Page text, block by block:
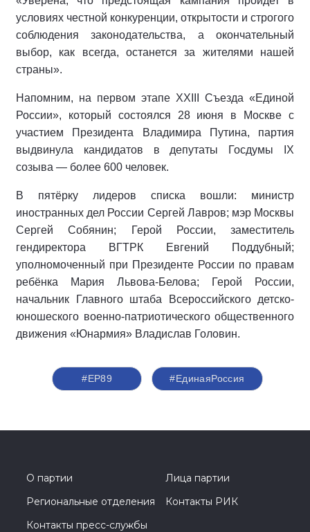
условиях честной конкуренции, открытости и строгого
соблюдения законодательства, а окончательный
выбор, как всегда, останется за жителями нашей
страны».
Напомним, на первом этапе XXIII Съезда «Единой
России», который состоялся 28 июня в Москве с
участием Президента Владимира Путина, партия
выдвинула кандидатов в депутаты Госдумы IX
созыва — более 600 человек.
В пятёрку лидеров списка вошли: министр
иностранных дел России Сергей Лавров; мэр Москвы
Сергей Собянин; Герой России, заместитель
гендиректора ВГТРК Евгений Поддубный;
уполномоченный при Президенте России по правам
ребёнка Мария Львова-Белова; Герой России,
начальник Главного штаба Всероссийского детско-
юношеского военно-патриотического общественного
движения «Юнармия» Владислав Головин.
#ЕР89 #‎ЕдинаяРоссия
О партии
Лица партии
Региональные отделения
Контакты РИК
Контакты пресс-службы